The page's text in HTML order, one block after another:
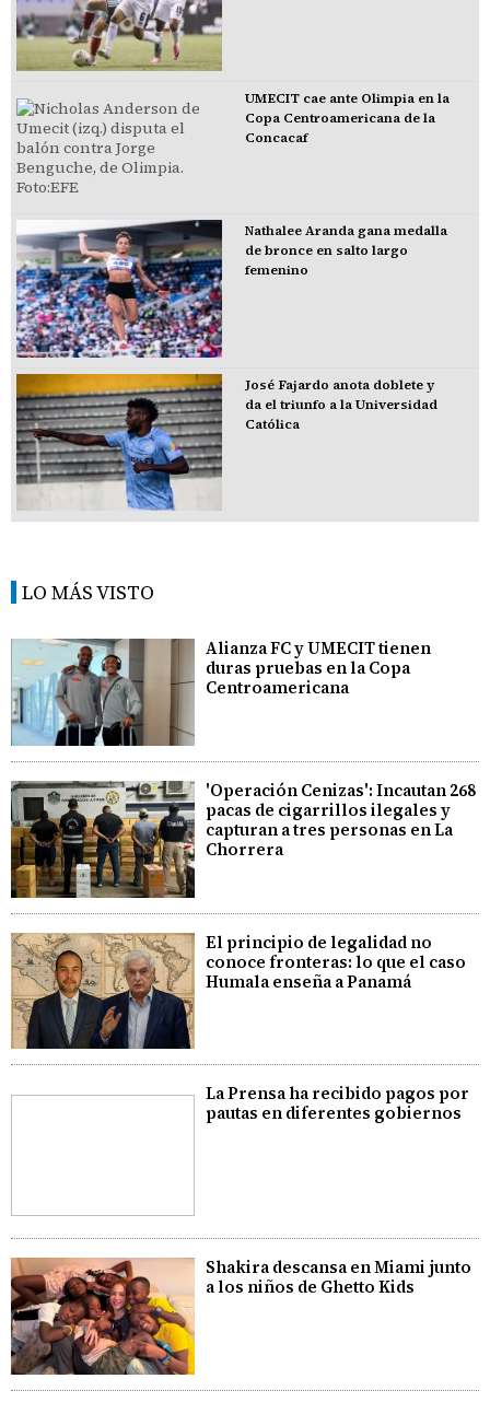
UMECIT cae ante Olimpia en la
Copa Centroamericana de la
Concacaf
Nathalee Aranda gana medalla
de bronce en salto largo
femenino
José Fajardo anota doblete y
da el triunfo a la Universidad
Católica
LO MÁS VISTO
Alianza FC y UMECIT tienen
duras pruebas en la Copa
Centroamericana
'Operación Cenizas': Incautan 268
pacas de cigarrillos ilegales y
capturan a tres personas en La
Chorrera
El principio de legalidad no
conoce fronteras: lo que el caso
Humala enseña a Panamá
La Prensa ha recibido pagos por
pautas en diferentes gobiernos
Shakira descansa en Miami junto
a los niños de Ghetto Kids